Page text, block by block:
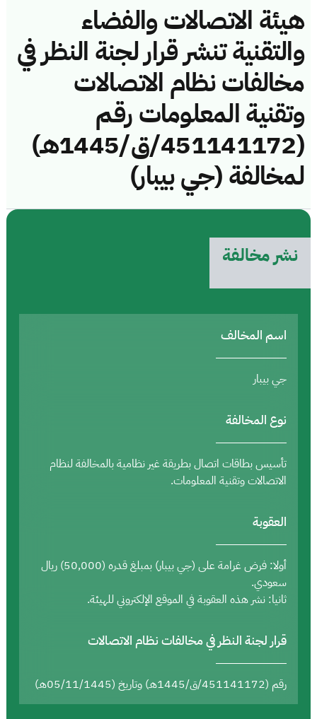
هيئة الاتصالات والفضاء
والتقنية تنشر قرار لجنة النظر في
مخالفات نظام الاتصالات
وتقنية المعلومات رقم
(451141172/ق/1445هـ)
لمخالفة (جي بيبار)
نشر مخالفة
اسم المخالف
جي بيبار
نوع المخالفة
تأسيس بطاقات اتصال بطريقة غير نظامية بالمخالفة لنظام
الاتصالات وتقنية المعلومات.
العقوبة
أولا: فرض غرامة على (جي بيبار) بمبلغ قدره (50,000) ريال
سعودي.
ثانيا: نشر هذه العقوبة في الموقع الإلكتروني للهيئة.
قرار لجنة النظر في مخالفات نظام الاتصالات
رقم (451141172/ق/1445هـ) وتاريخ (05/11/1445هـ)